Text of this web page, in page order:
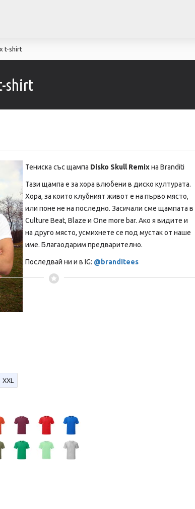
t-shirt
shirt
Тениска със щампа Disko Skull Remix на Branditi
Тази щампа е за хора влюбени в диско културата.
Хора, за които клубният живот е на първо място,
или поне не на последно. Засичали сме щампата в
Culture Beat, Blaze и One more bar. Ако я видите и
на друго място, усмихнете се под мустак от наше
име. Благаодарим предварително.
Последвай ни и в IG: @branditees
XXL